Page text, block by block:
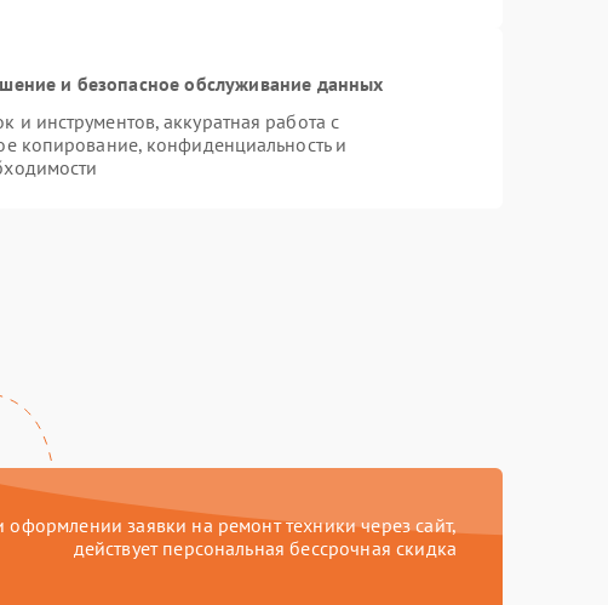
и безопасное обслуживание данных
инструментов, аккуратная работа с
копирование, конфиденциальность и
оформлении заявки на ремонт техники через сайт,
действует персональная бессрочная скидка